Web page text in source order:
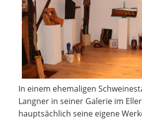
In einem ehemaligen
Langner in seiner Galerie im
hauptsächlich seine eigene